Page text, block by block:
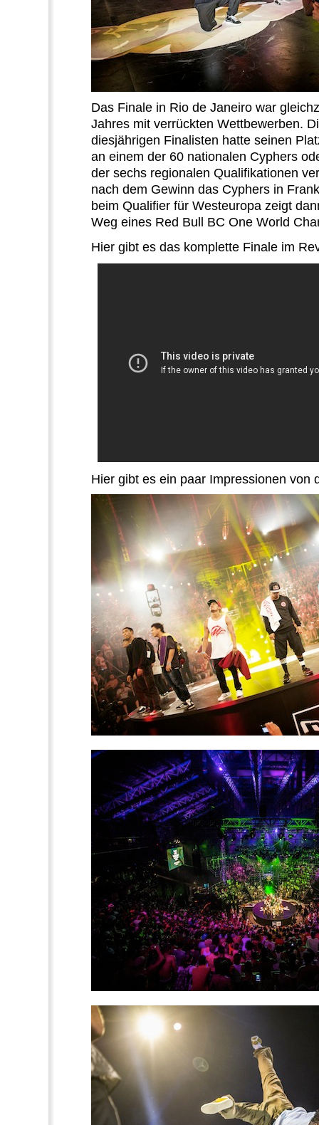
Das Finale in Rio de Janeiro war
Jahres mit verrückten Wettbewerben.
diesjährigen Finalisten hatte seinen
an einem der 60 nationalen Cyphers
der sechs regionalen Qualifikationen
nach dem Gewinn das Cyphers in
beim Qualifier für Westeuropa zeigt
Weg eines Red Bull BC One World
Hier gibt es das komplette Finale im
Hier gibt es ein paar Impressionen von